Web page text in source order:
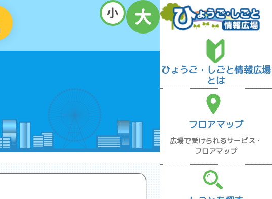
ひょうご・しごと情報広場
とは
フロアマップ
広場で受けられるサービス・
フロアマップ